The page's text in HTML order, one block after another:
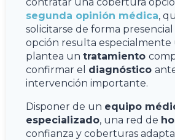
segunda opinión médica,
solicitarse de forma
opción resulta especialmente
plantea un tratamiento
confirmar el diagnóstico
intervención importante.
Disponer de un equipo
especializado, una red de
confianza y coberturas